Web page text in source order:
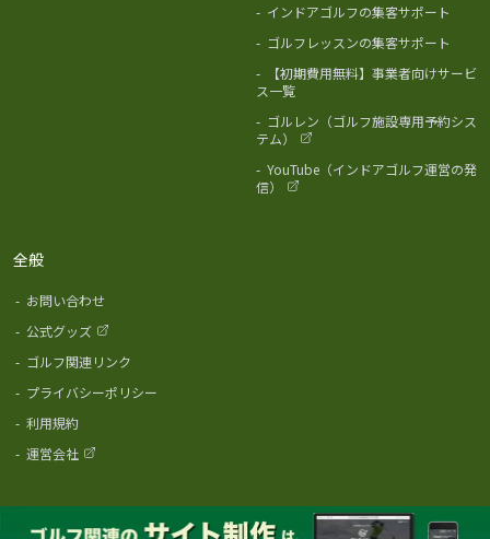
- インドアゴルフの集客サポート
- ゴルフレッスンの集客サポート
-
【初期費用無料】事業者向けサービ
ス一覧
- ゴルレン（ゴルフ施設専用予約シス
テム）
- YouTube（インドアゴルフ運営の発
信）
全般
- お問い合わせ
- 公式グッズ
- ゴルフ関連リンク
- プライバシーポリシー
- 利用規約
- 運営会社